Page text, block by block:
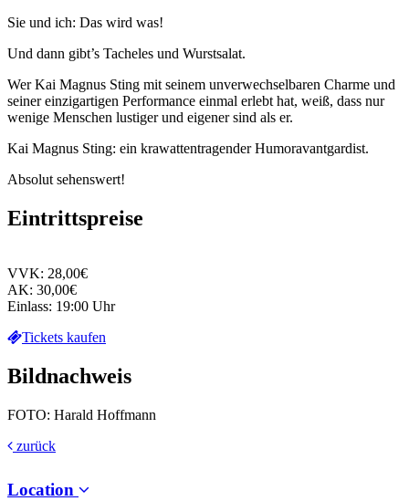
Sie und ich: Das wird was!
Und dann gibt’s Tacheles und Wurstsalat.
Wer Kai Magnus Sting mit seinem unverwechselbaren Charme und
seiner einzigartigen Performance einmal erlebt hat, weiß, dass nur
wenige Menschen lustiger und eigener sind als er.
Kai Magnus Sting: ein krawattentragender Humoravantgardist.
Absolut sehenswert!
Eintrittspreise
VVK: 28,00€
AK: 30,00€
Einlass: 19:00 Uhr
Tickets kaufen
Bildnachweis
FOTO: Harald Hoffmann
zurück
Location